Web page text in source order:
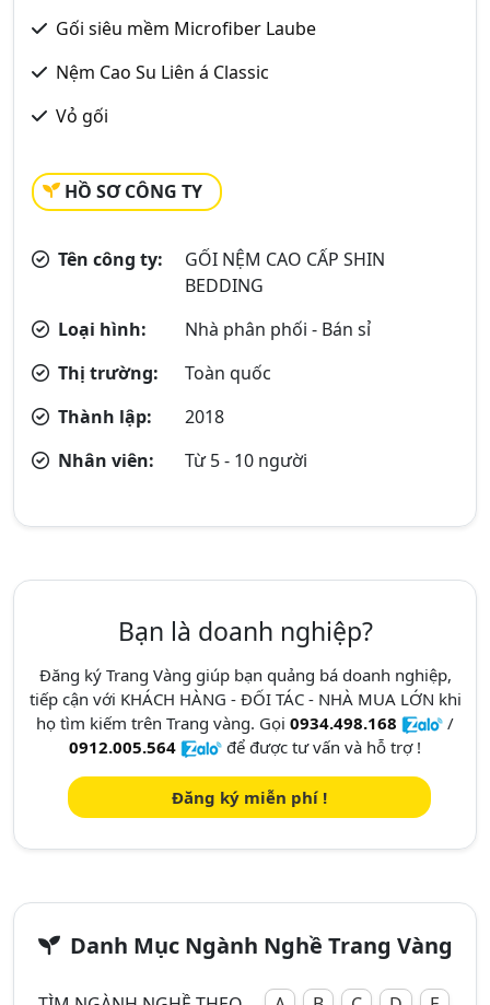
Gối siêu mềm Microfiber Laube
Nệm Cao Su Liên á Classic
Vỏ gối
HỒ SƠ CÔNG TY
Tên công ty:
GỐI NỆM CAO CẤP SHIN
BEDDING
Loại hình:
Nhà phân phối - Bán sỉ
Thị trường:
Toàn quốc
Thành lập:
2018
Nhân viên:
Từ 5 - 10 người
Bạn là doanh nghiệp?
Đăng ký Trang Vàng giúp bạn quảng bá doanh nghiệp,
tiếp cận với KHÁCH HÀNG - ĐỐI TÁC - NHÀ MUA LỚN khi
họ tìm kiếm trên Trang vàng. Gọi 0934.498.168
/
0912.005.564
để được tư vấn và hỗ trợ !
Đăng ký miễn phí !
Danh Mục Ngành Nghề Trang Vàng